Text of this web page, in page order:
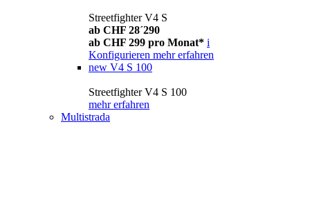
Streetfighter V4 S
ab CHF 28´290
ab CHF 299 pro Monat* i
Konfigurieren mehr erfahren
new V4 S 100
Streetfighter V4 S 100
mehr erfahren
Multistrada